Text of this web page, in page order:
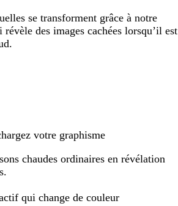
touches
fléchées
touches
fléchées
se transforment grâce à notre
des images cachées lorsqu’il est
votre graphisme
chaudes ordinaires en révélation
qui change de couleur